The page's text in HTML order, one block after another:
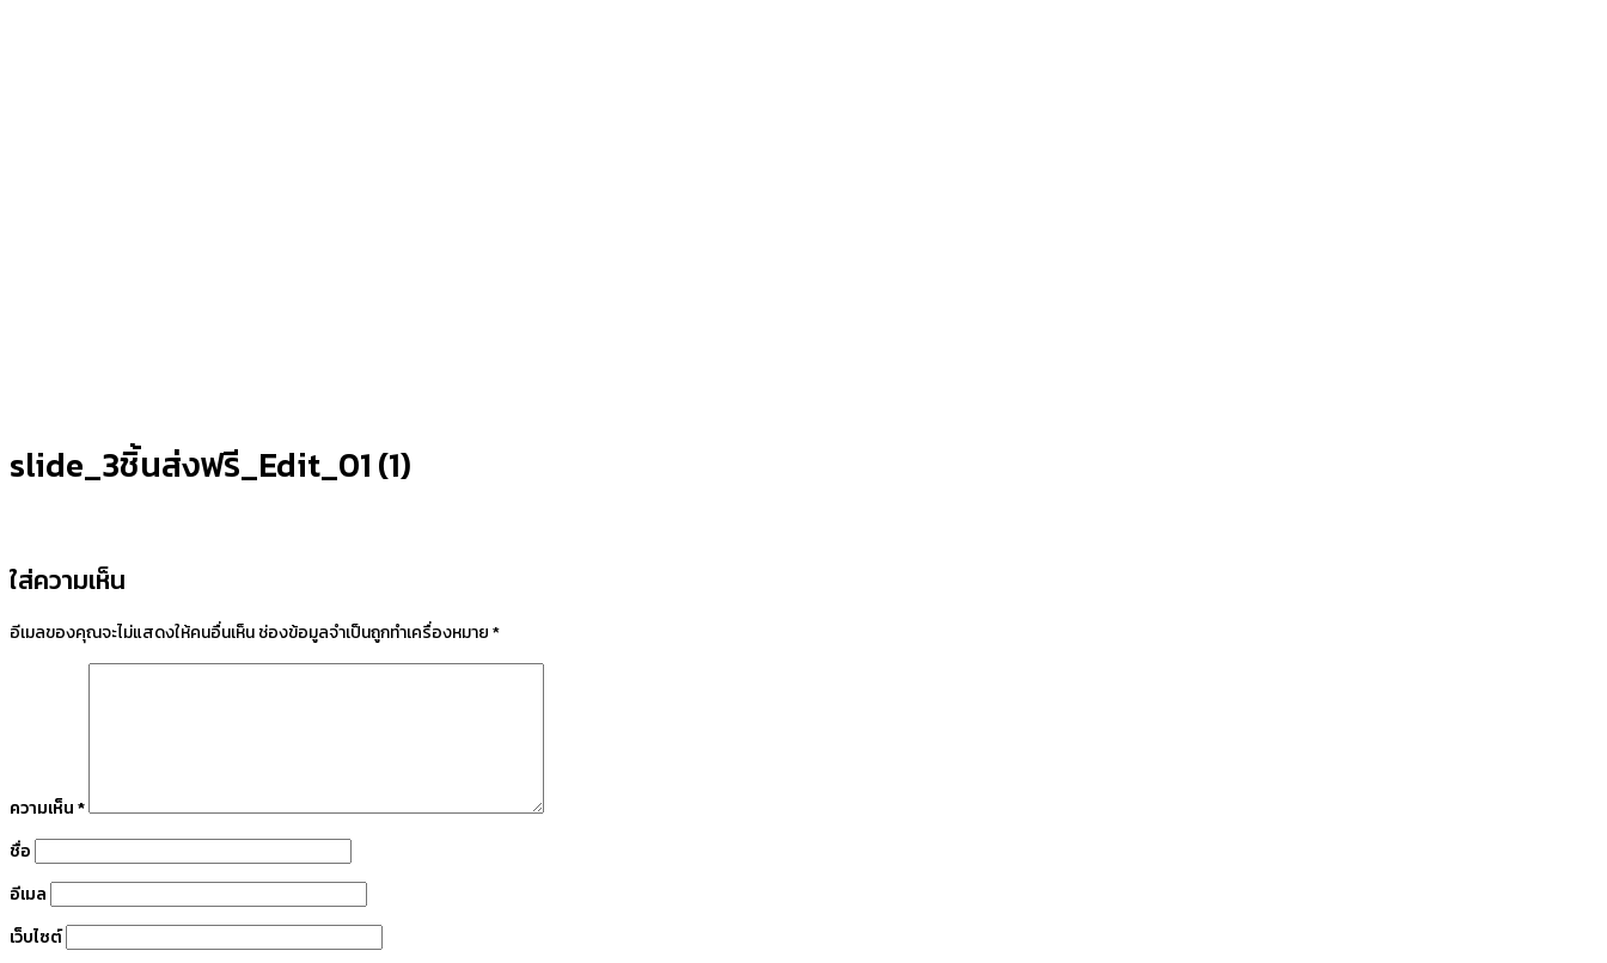
slide_3ชิ้นส่งฟรี_Edit_01 (1)
ใส่ความเห็น
อีเมลของคุณจะไม่แสดงให้คนอื่นเห็นช่องข้อมูลจำเป็นถูกทำเครื่องหมาย*
ความเห็น*
ชื่อ
อีเมล
เว็บไซต์